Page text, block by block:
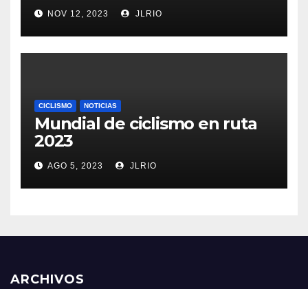
NOV 12, 2023 JLRIO
CICLISMO NOTICIAS
Mundial de ciclismo en ruta
2023
AGO 5, 2023 JLRIO
ARCHIVOS